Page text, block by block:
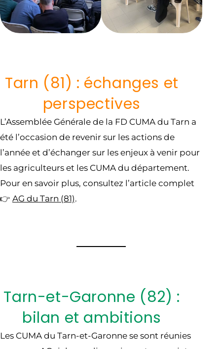
Tarn (81) : échanges et
perspectives
L’Assemblée Générale de la FD CUMA du Tarn a
été l’occasion de revenir sur les actions de
l’année et d’échanger sur les enjeux à venir pour
les agriculteurs et les CUMA du département.
Pour en savoir plus, consultez l’article complet
👉 AG du Tarn (81).
Tarn-et-Garonne (82) :
bilan et ambitions
Les CUMA du Tarn-et-Garonne se sont réunies